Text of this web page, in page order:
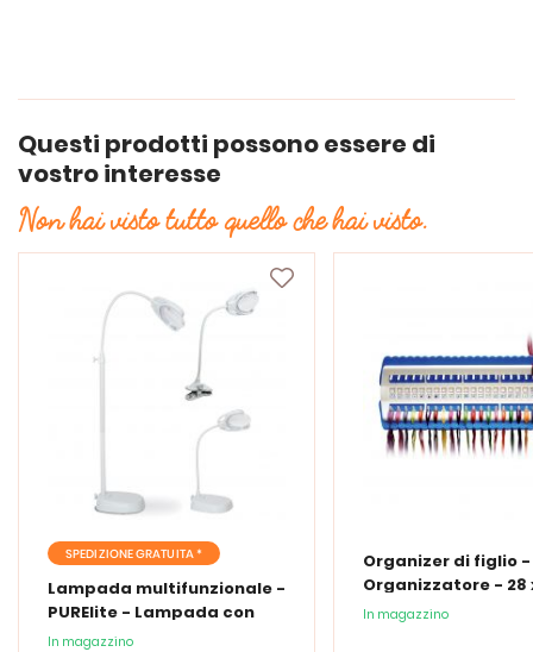
Questi prodotti possono essere di
vostro interesse
Non hai visto tutto quello che hai visto.
SPEDIZIONE GRATUITA *
Lampada multifunzionale -
PURElite - Lampada con
lente d'ingrandimento
In magazzino
Organizer di figlio -
Organizzatore - 28
cm
In magazzino